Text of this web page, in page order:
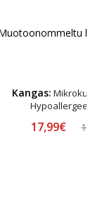
Kangas:
17,99€